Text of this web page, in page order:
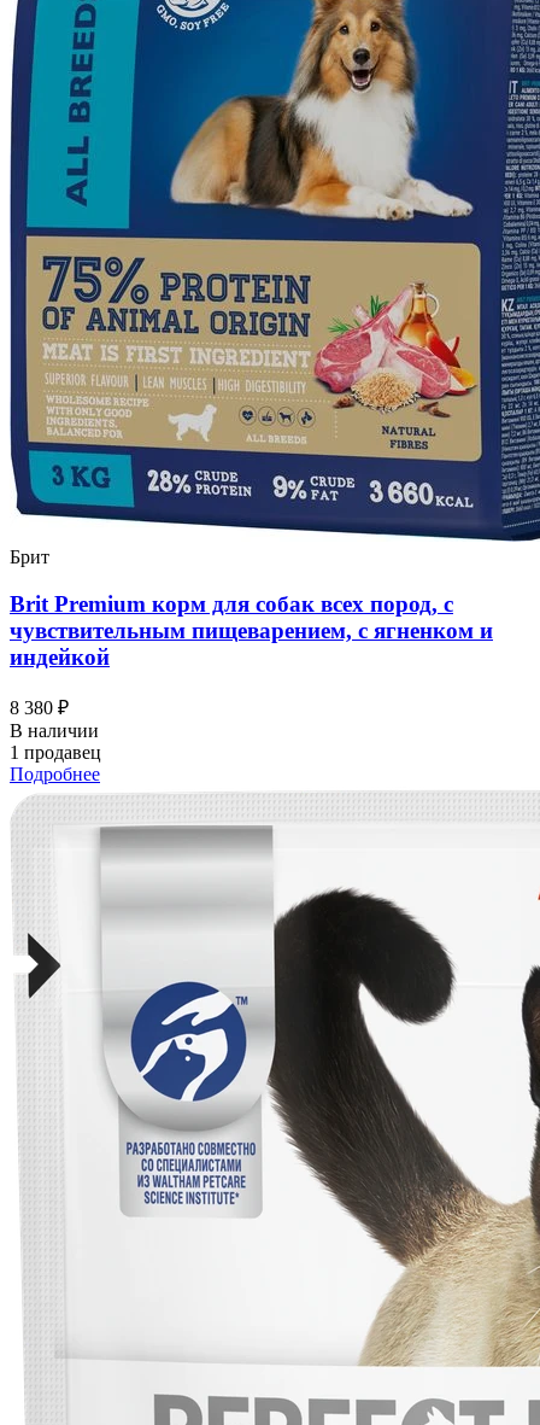
Брит
Brit Premium корм для собак всех пород, с
чувствительным пищеварением, с ягненком и
индейкой
8 380 ₽
В наличии
1 продавец
Подробнее